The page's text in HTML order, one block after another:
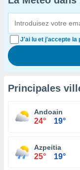
J'ai lu et j'accepte la
Principales
Andoain
24° 19°
Azpeitia
25° 19°